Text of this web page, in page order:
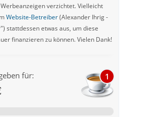
verzichtet. Vielleicht
Website-Betreiber(Alexander Ihrig -
stattdessen etwas aus, um diese
finanzieren zu können. Vielen Dank!
für: 1